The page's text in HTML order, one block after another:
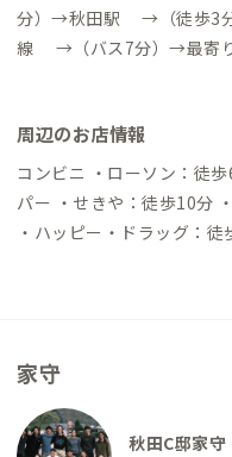
分）→秋田駅 →（徒歩3分
線 →（バス7分）→最寄
-chuoukotsu.co.jp/
1&busstop=5▼秋田駅から →（徒歩3分）→秋田駅西口バス
ターミナル 8番線 →（バ
→（徒歩1分）→到着 ※秋
s://www.akita-
周辺のお店情報
コンビニ ・ローソン：徒歩6
パー ・せきや：徒歩10分 ・イトク
・ハッピー・ドラッグ：徒
設のカフェ） ・Frank
たくなる喫茶店） ・鮨ふ
い地域のお寿司屋さん）
家守
秋田C邸家守